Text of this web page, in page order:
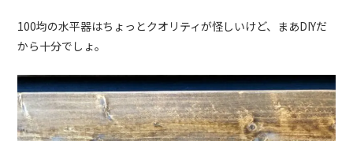
100均の水平器はちょっとクオリティが怪しいけど、まあDIYだ
から十分でしょ。